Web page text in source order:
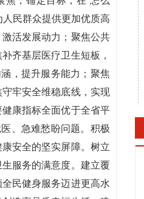
民群众提供更加优质高
活发展动力；聚焦公共
齐基层医疗卫生短板，
，提升服务能力；聚焦
牢安全维稳底线，实现
康指标全面优于全省平
、急难愁盼问题。积极
安全的坚实屏障。树立
服务的满意度。建立覆
民健身服务迈进更高水